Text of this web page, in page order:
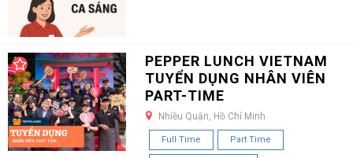
PEPPER LUNCH VIETNAM
TUYỂN DỤNG NHÂN VIÊN
PART-TIME
Nhiều Quận, Hồ Chí Minh
Full Time Part Time